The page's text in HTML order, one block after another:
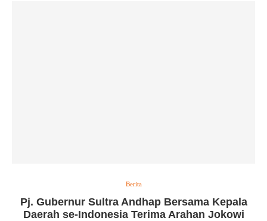
Berita
Pj. Gubernur Sultra Andhap Bersama Kepala
Daerah se-Indonesia Terima Arahan Jokowi